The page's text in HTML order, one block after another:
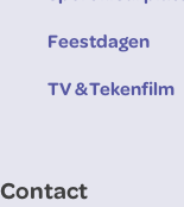
Feestdagen
TV & Tekenfilm
Contact